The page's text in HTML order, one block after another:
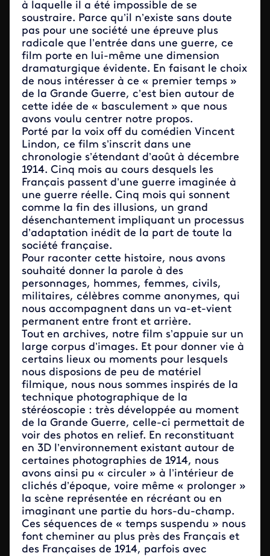
à laquelle il a été impossible de se
soustraire. Parce qu’il n’existe sans doute
pas pour une société une épreuve plus
radicale que l’entrée dans une guerre, ce
film porte en lui-même une dimension
dramaturgique évidente. En faisant le choix
de nous intéresser à ce « premier temps »
de la Grande Guerre, c’est bien autour de
cette idée de « basculement » que nous
avons voulu centrer notre propos.
Porté par la voix off du comédien Vincent
Lindon, ce film s’inscrit dans une
chronologie s’étendant d’août à décembre
1914. Cinq mois au cours desquels les
Français passent d’une guerre imaginée à
une guerre réelle. Cinq mois qui sonnent
comme la fin des illusions, un grand
désenchantement impliquant un processus
d’adaptation inédit de la part de toute la
société française.
Pour raconter cette histoire, nous avons
souhaité donner la parole à des
personnages, hommes, femmes, civils,
militaires, célèbres comme anonymes, qui
nous accompagnent dans un va-et-vient
permanent entre front et arrière.
Tout en archives, notre film s’appuie sur un
large corpus d’images. Et pour donner vie à
certains lieux ou moments pour lesquels
nous disposions de peu de matériel
filmique, nous nous sommes inspirés de la
technique photographique de la
stéréoscopie : très développée au moment
de la Grande Guerre, celle-ci permettait de
voir des photos en relief. En reconstituant
en 3D l’environnement existant autour de
certaines photographies de 1914, nous
avons ainsi pu « circuler » à l’intérieur de
clichés d’époque, voire même « prolonger »
la scène représentée en récréant ou en
imaginant une partie du hors-du-champ.
Ces séquences de « temps suspendu » nous
font cheminer au plus près des Français et
des Françaises de 1914, parfois avec